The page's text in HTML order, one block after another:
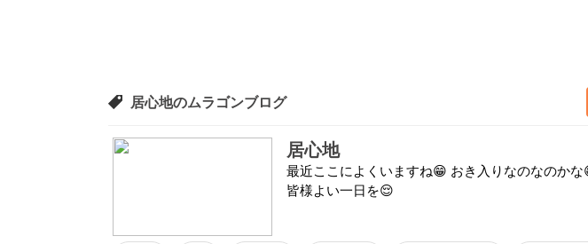
居心地のムラゴンブログ
居心地
最近ここによくいますね😁 おき入りなのなのか
皆様よい一日を😌